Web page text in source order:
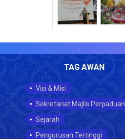
TAG AWAN
Visi & Misi
Sekretariat Majlis Perpaduan
Sejarah
Pengurusan Tertinggi